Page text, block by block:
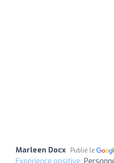
Marleen Docx Publié le
Expérience positive: